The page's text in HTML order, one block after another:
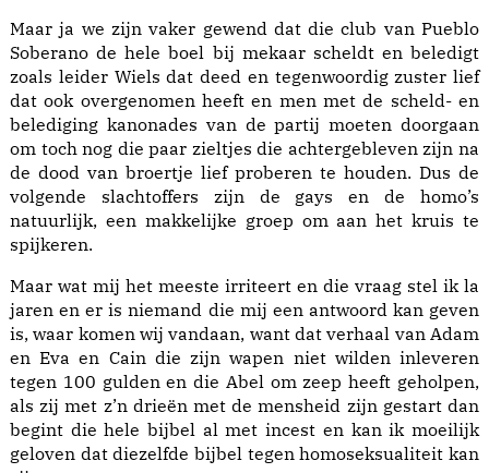
Maar ja we zijn vaker gewend dat die club van Pueblo
Soberano de hele boel bij mekaar scheldt en beledigt
zoals leider Wiels dat deed en tegenwoordig zuster lief
dat ook overgenomen heeft en men met de scheld- en
belediging kanonades van de partij moeten doorgaan
om toch nog die paar zieltjes die achtergebleven zijn na
de dood van broertje lief proberen te houden. Dus de
volgende slachtoffers zijn de gays en de homo’s
natuurlijk, een makkelijke groep om aan het kruis te
spijkeren.
Maar wat mij het meeste irriteert en die vraag stel ik la
jaren en er is niemand die mij een antwoord kan geven
is, waar komen wij vandaan, want dat verhaal van Adam
en Eva en Cain die zijn wapen niet wilden inleveren
tegen 100 gulden en die Abel om zeep heeft geholpen,
als zij met z’n drieën met de mensheid zijn gestart dan
begint die hele bijbel al met incest en kan ik moeilijk
geloven dat diezelfde bijbel tegen homoseksualiteit kan